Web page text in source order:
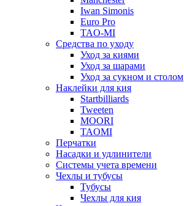
Iwan Simonis
Euro Pro
TAO-MI
Средства по уходу
Уход за киями
Уход за шарами
Уход за сукном и столом
Наклейки для кия
Startbilliards
Tweeten
MOORI
TAOMI
Перчатки
Насадки и удлинители
Системы учета времени
Чехлы и тубусы
Тубусы
Чехлы для кия